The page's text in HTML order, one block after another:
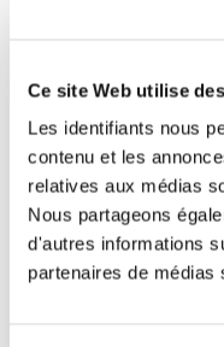
Ce site Web utilise
Les identifiants nous
contenu et les
relatives aux médias
Nous partageons
d'autres informations
partenaires de médias
Que veut dire “observé”
- Le brouillard rendait
Que veut dire